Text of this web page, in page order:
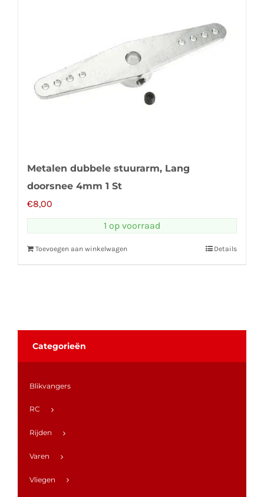
Metalen dubbele stuurarm, Lang
doorsnee 4mm 1 St
€8,00
1 op voorraad
Toevoegen aan winkelwagen Details
Categorieën
Blikvangers
RC
Rijden
Varen
Vliegen